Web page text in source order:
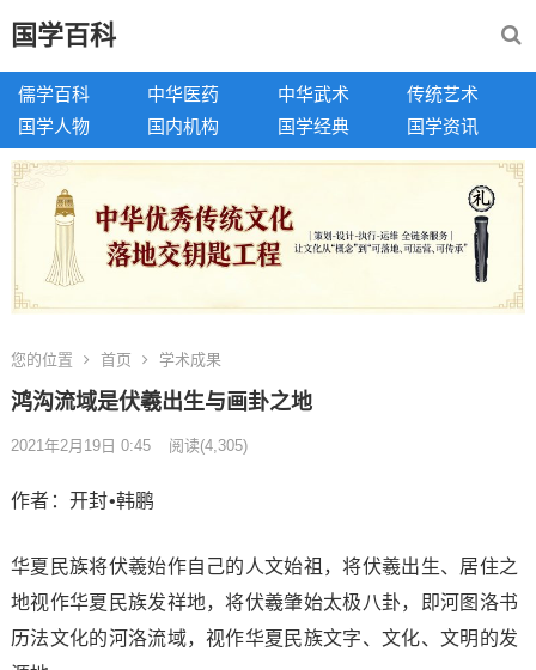
国学百科
儒学百科 中华医药 中华武术
传统艺术
国学人物
国内机构 国学经典 国学资讯
您的位置 首页 学术成果
鸿沟流域是伏羲出生与画卦之地
2021年2月19日 0:45 阅读(4,305)
作者：开封•韩鹏
华夏民族将伏羲始作自己的人文始祖，将伏羲出生、居住之
地视作华夏民族发祥地，将伏羲肇始太极八卦，即河图洛书
历法文化的河洛流域，视作华夏民族文字、文化、文明的发